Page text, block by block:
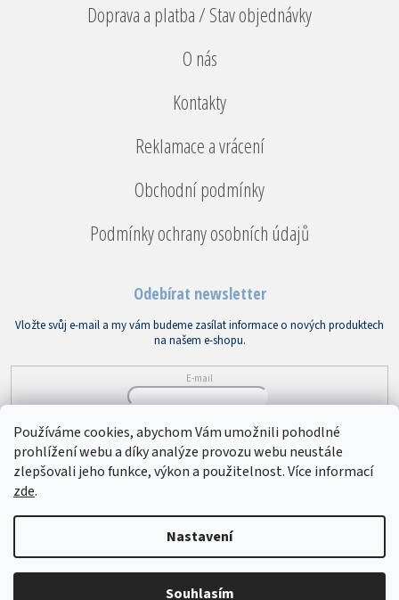
Používáme cookies, abychom Vám umožnili pohodlné
prohlížení webu a díky analýze provozu webu neustále
zlepšovali jeho funkce, výkon a použitelnost. Více informací
zde.
Nastavení
Souhlasím
Doprava a platba / Stav objednávky
O nás
Kontakty
Reklamace a vrácení
Obchodní podmínky
Podmínky ochrany osobních údajů
Odebírat newsletter
Vložte svůj e-mail a my vám budeme zasílat informace o nových produktech
na našem e-shopu.
E-mail
PŘIHLÁSIT SE
Vytvořil Shoptet
Bytový textil VEBA . Všechna práva vyhrazena.
nastavení cookies